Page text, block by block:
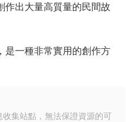
作出大量高質量的民間故
是一種非常實用的創作方
集站點，無法保證資源的可